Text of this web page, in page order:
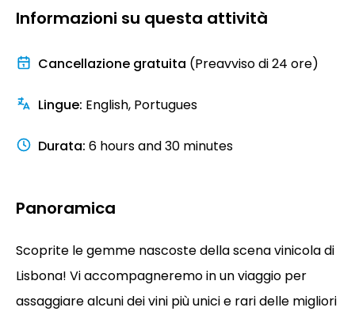
Informazioni su questa attività
Cancellazione gratuita (Preavviso di 24 ore)
Lingue: English, Portugues
Durata: 6 hours and 30 minutes
Panoramica
Scoprite le gemme nascoste della scena vinicola di
Lisbona! Vi accompagneremo in un viaggio per
assaggiare alcuni dei vini più unici e rari delle migliori